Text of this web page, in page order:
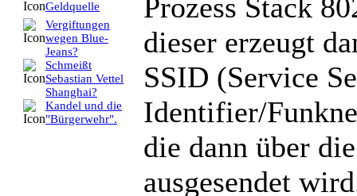
Geldquelle
Vergiftungen
wegen Blue-
Jeans?
Schmeißt
Sebastian Vettel
Shanghai?
Kandel und die
"Bürgerwehr".
Prozess Stack
dieser erzeugt
SSID (Service
Identifier/
die dann über
ausgesendet